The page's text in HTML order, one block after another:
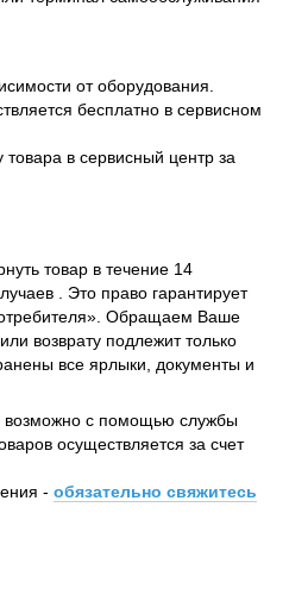
от оборудования.
бесплатно в сервисном
в сервисный центр за
товар в течение 14
. Это право гарантирует
Обращаем Ваше
возврату подлежит только
все ярлыки, документы и
возможно с помощью службы
осуществляется за счет
- обязательно свяжитесь